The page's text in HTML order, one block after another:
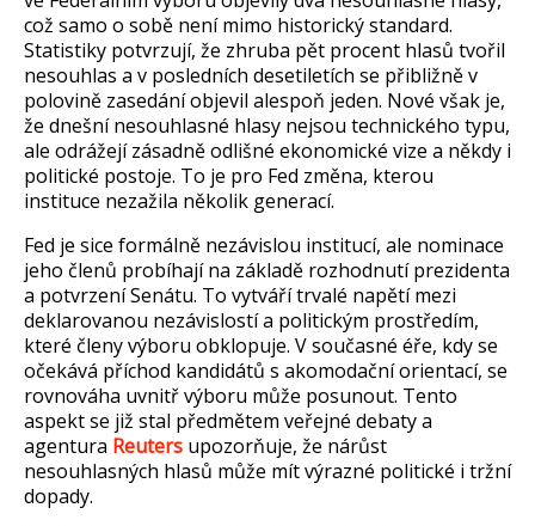
což samo o sobě není mimo historický standard.
Statistiky potvrzují, že zhruba pět procent hlasů tvořil
nesouhlas a v posledních desetiletích se přibližně v
polovině zasedání objevil alespoň jeden. Nové však je,
že dnešní nesouhlasné hlasy nejsou technického typu,
ale odrážejí zásadně odlišné ekonomické vize a někdy i
politické postoje. To je pro Fed změna, kterou
instituce nezažila několik generací.
Fed je sice formálně nezávislou institucí, ale nominace
jeho členů probíhají na základě rozhodnutí prezidenta
a potvrzení Senátu. To vytváří trvalé napětí mezi
deklarovanou nezávislostí a politickým prostředím,
které členy výboru obklopuje. V současné éře, kdy se
očekává příchod kandidátů s akomodační orientací, se
rovnováha uvnitř výboru může posunout. Tento
aspekt se již stal předmětem veřejné debatya
agentura Reuters upozorňuje, že nárůst
nesouhlasných hlasů může mít výrazné politické i tržní
dopady.